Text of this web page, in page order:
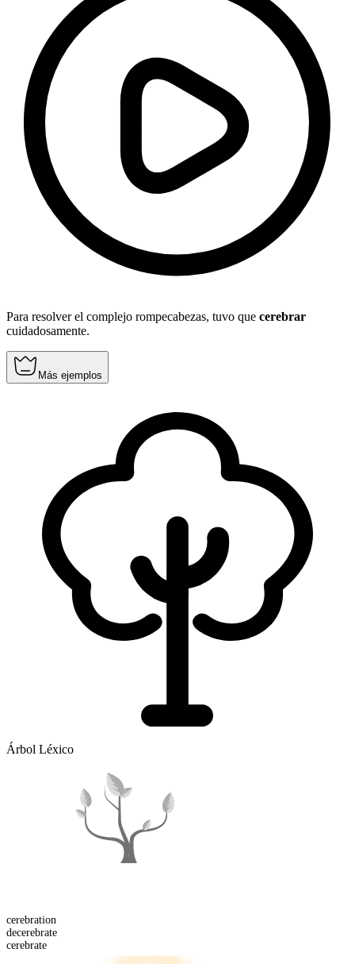
Para resolver el complejo rompecabezas, tuvo que cerebrar
cuidadosamente.
Más ejemplos
Árbol Léxico
cerebration
decerebrate
cerebrate